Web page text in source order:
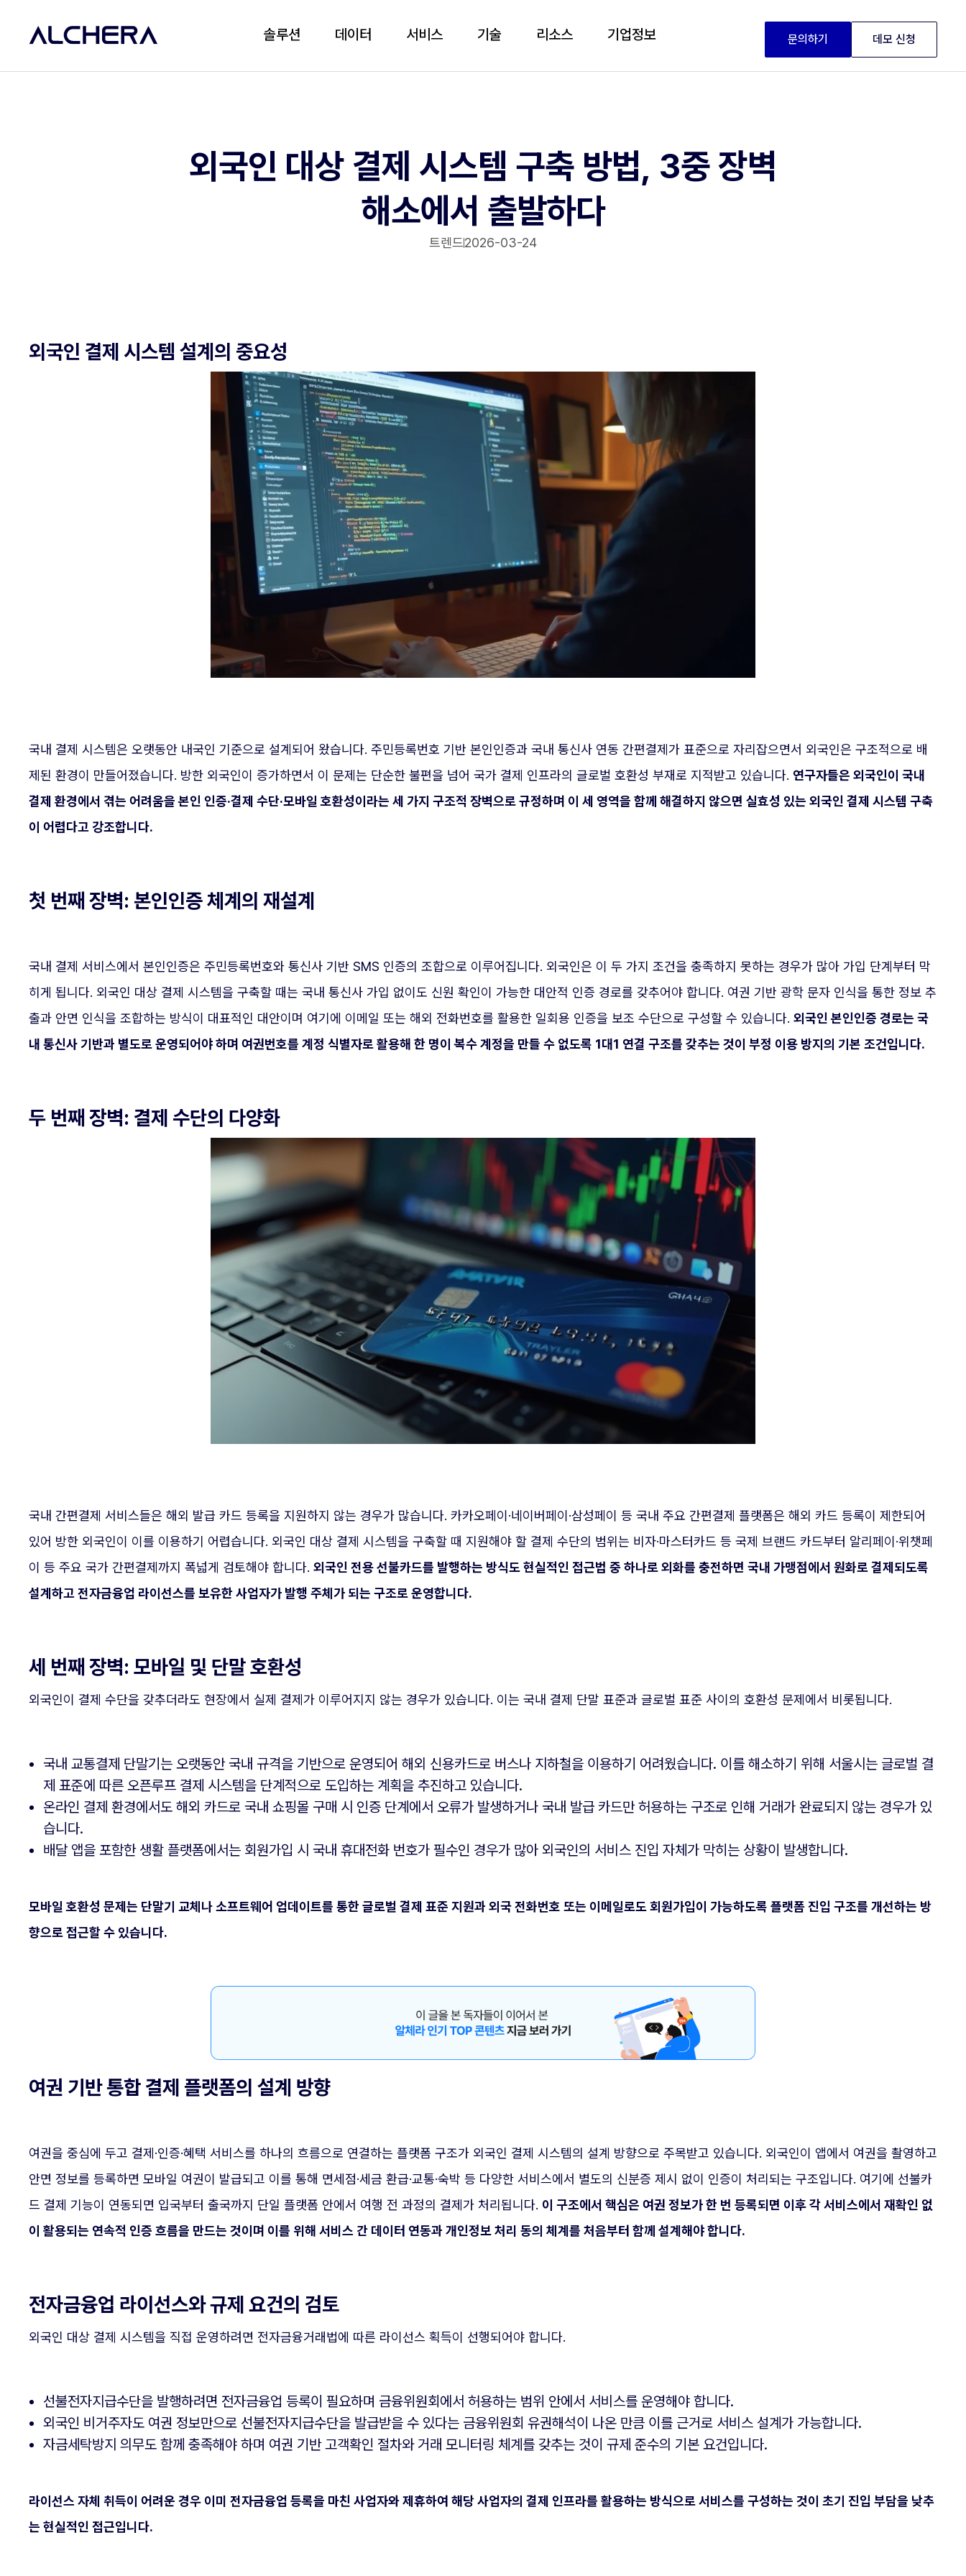
솔루션 데이터 서비스 기술 리소스 기업정보 문의하기 데모 신청
외국인 대상 결제 시스템 구축 방법, 3중 장벽
해소에서 출발하다
트렌드2026-03-24
외국인 결제 시스템 설계의 중요성
국내 결제 시스템은 오랫동안 내국인 기준으로 설계되어 왔습니다. 주민등록번호 기반 본인인증과 국내 통신사 연동 간편결제가 표준으로 자리잡으면서 외국인은 구조적으로 배
제된 환경이 만들어졌습니다. 방한 외국인이 증가하면서 이 문제는 단순한 불편을 넘어 국가 결제 인프라의 글로벌 호환성 부재로 지적받고 있습니다. 연구자들은 외국인이 국내
결제 환경에서 겪는 어려움을 본인 인증·결제 수단·모바일 호환성이라는 세 가지 구조적 장벽으로 규정하며 이 세 영역을 함께 해결하지 않으면 실효성 있는 외국인 결제 시스템 구축
이 어렵다고 강조합니다.
첫 번째 장벽: 본인인증 체계의 재설계
국내 결제 서비스에서 본인인증은 주민등록번호와 통신사 기반 SMS 인증의 조합으로 이루어집니다. 외국인은 이 두 가지 조건을 충족하지 못하는 경우가 많아 가입 단계부터 막
히게 됩니다. 외국인 대상 결제 시스템을 구축할 때는 국내 통신사 가입 없이도 신원 확인이 가능한 대안적 인증 경로를 갖추어야 합니다. 여권 기반 광학 문자 인식을 통한 정보 추
출과 안면 인식을 조합하는 방식이 대표적인 대안이며 여기에 이메일 또는 해외 전화번호를 활용한 일회용 인증을 보조 수단으로 구성할 수 있습니다. 외국인 본인인증 경로는 국
내 통신사 기반과 별도로 운영되어야 하며 여권번호를 계정 식별자로 활용해 한 명이 복수 계정을 만들 수 없도록 1대1 연결 구조를 갖추는 것이 부정 이용 방지의 기본 조건입니다.
두 번째 장벽: 결제 수단의 다양화
국내 간편결제 서비스들은 해외 발급 카드 등록을 지원하지 않는 경우가 많습니다. 카카오페이·네이버페이·삼성페이 등 국내 주요 간편결제 플랫폼은 해외 카드 등록이 제한되어
있어 방한 외국인이 이를 이용하기 어렵습니다. 외국인 대상 결제 시스템을 구축할 때 지원해야 할 결제 수단의 범위는 비자·마스터카드 등 국제 브랜드 카드부터 알리페이·위챗페
이 등 주요 국가 간편결제까지 폭넓게 검토해야 합니다. 외국인 전용 선불카드를 발행하는 방식도 현실적인 접근법 중 하나로 외화를 충전하면 국내 가맹점에서 원화로 결제되도록
설계하고 전자금융업 라이선스를 보유한 사업자가 발행 주체가 되는 구조로 운영합니다.
세 번째 장벽: 모바일 및 단말 호환성
외국인이 결제 수단을 갖추더라도 현장에서 실제 결제가 이루어지지 않는 경우가 있습니다. 이는 국내 결제 단말 표준과 글로벌 표준 사이의 호환성 문제에서 비롯됩니다.
국내 교통결제 단말기는 오랫동안 국내 규격을 기반으로 운영되어 해외 신용카드로 버스나 지하철을 이용하기 어려웠습니다. 이를 해소하기 위해 서울시는 글로벌 결
제 표준에 따른 오픈루프 결제 시스템을 단계적으로 도입하는 계획을 추진하고 있습니다.
온라인 결제 환경에서도 해외 카드로 국내 쇼핑몰 구매 시 인증 단계에서 오류가 발생하거나 국내 발급 카드만 허용하는 구조로 인해 거래가 완료되지 않는 경우가 있
습니다.
배달 앱을 포함한 생활 플랫폼에서는 회원가입 시 국내 휴대전화 번호가 필수인 경우가 많아 외국인의 서비스 진입 자체가 막히는 상황이 발생합니다.
모바일 호환성 문제는 단말기 교체나 소프트웨어 업데이트를 통한 글로벌 결제 표준 지원과 외국 전화번호 또는 이메일로도 회원가입이 가능하도록 플랫폼 진입 구조를 개선하는 방
향으로 접근할 수 있습니다.
여권 기반 통합 결제 플랫폼의 설계 방향
여권을 중심에 두고 결제·인증·혜택 서비스를 하나의 흐름으로 연결하는 플랫폼 구조가 외국인 결제 시스템의 설계 방향으로 주목받고 있습니다. 외국인이 앱에서 여권을 촬영하고
안면 정보를 등록하면 모바일 여권이 발급되고 이를 통해 면세점·세금 환급·교통·숙박 등 다양한 서비스에서 별도의 신분증 제시 없이 인증이 처리되는 구조입니다. 여기에 선불카
드 결제 기능이 연동되면 입국부터 출국까지 단일 플랫폼 안에서 여행 전 과정의 결제가 처리됩니다. 이 구조에서 핵심은 여권 정보가 한 번 등록되면 이후 각 서비스에서 재확인 없
이 활용되는 연속적 인증 흐름을 만드는 것이며 이를 위해 서비스 간 데이터 연동과 개인정보 처리 동의 체계를 처음부터 함께 설계해야 합니다.
전자금융업 라이선스와 규제 요건의 검토
외국인 대상 결제 시스템을 직접 운영하려면 전자금융거래법에 따른 라이선스 획득이 선행되어야 합니다.
선불전자지급수단을 발행하려면 전자금융업 등록이 필요하며 금융위원회에서 허용하는 범위 안에서 서비스를 운영해야 합니다.
외국인 비거주자도 여권 정보만으로 선불전자지급수단을 발급받을 수 있다는 금융위원회 유권해석이 나온 만큼 이를 근거로 서비스 설계가 가능합니다.
자금세탁방지 의무도 함께 충족해야 하며 여권 기반 고객확인 절차와 거래 모니터링 체계를 갖추는 것이 규제 준수의 기본 요건입니다.
라이선스 자체 취득이 어려운 경우 이미 전자금융업 등록을 마친 사업자와 제휴하여 해당 사업자의 결제 인프라를 활용하는 방식으로 서비스를 구성하는 것이 초기 진입 부담을 낮추
는 현실적인 접근입니다.